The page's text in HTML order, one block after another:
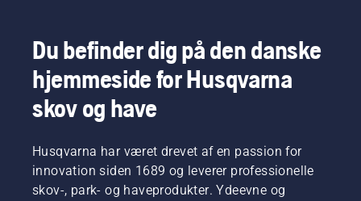
hækkeklippere
Du befinder dig på den danske
hjemmeside for Husqvarna
skov og have
Husqvarna har været drevet af en passion for
innovation siden 1689 og leverer professionelle
skov-, park- og haveprodukter. Ydeevne og